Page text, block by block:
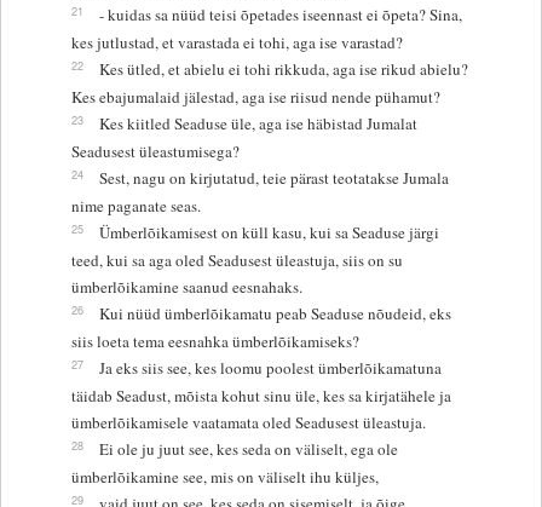
21
- kuidas sa nüüd teisi õpetades iseennast ei õpeta? Sina,
kes jutlustad, et varastada ei tohi, aga ise varastad?
22
Kes ütled, et abielu ei tohi rikkuda, aga ise rikud abielu?
Kes ebajumalaid jälestad, aga ise riisud nende pühamut?
23
Kes kiitled Seaduse üle, aga ise häbistad Jumalat
Seadusest üleastumisega?
24
Sest, nagu on kirjutatud, teie pärast teotatakse Jumala
nime paganate seas.
25
Ümberlõikamisest on küll kasu, kui sa Seaduse järgi
teed, kui sa aga oled Seadusest üleastuja, siis on su
ümberlõikamine saanud eesnahaks.
26
Kui nüüd ümberlõikamatu peab Seaduse nõudeid, eks
siis loeta tema eesnahka ümberlõikamiseks?
27
Ja eks siis see, kes loomu poolest ümberlõikamatuna
täidab Seadust, mõista kohut sinu üle, kes sa kirjatähele ja
ümberlõikamisele vaatamata oled Seadusest üleastuja.
28
Ei ole ju juut see, kes seda on väliselt, ega ole
ümberlõikamine see, mis on väliselt ihu küljes,
29